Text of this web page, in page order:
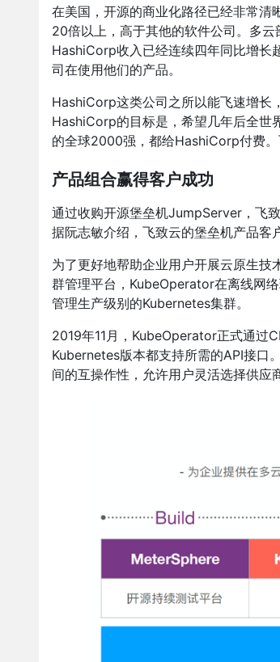
在美国，开源的商业化路径已经非常
20倍以上，高于其他的软件公司。多
HashiCorp收入已经连续四年同比增长
司在使用他们的产品。
HashiCorp这类公司之所以能飞速增长
HashiCorp的目标是，希望几年后全世
的全球2000强，都给HashiCorp付费
产品组合赢得客户成功
通过收购开源堡垒机JumpServer，飞
据阮志敏介绍，飞致云的堡垒机产品客
为了更好地帮助企业用户开展云原生
群管理平台，KubeOperator在离线网
管理生产级别的Kubernetes集群。
2019年11月，KubeOperator正式通过
Kubernetes版本都支持所需的API接口
间的互操作性，允许用户灵活选择供应